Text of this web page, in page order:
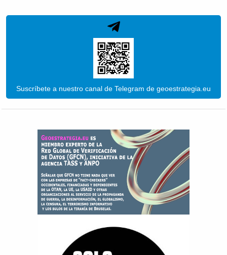
Suscríbete a nuestro canal de Telegram de geoestrategia.eu